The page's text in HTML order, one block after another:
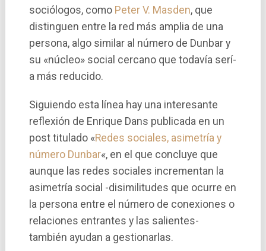
sociólogos, como Peter V. Masden, que
distinguen entre la red más amplia de una
persona, algo similar al número de Dunbar y
su «núcleo» social cercano que todaví­a serí­
a más reducido.
Siguiendo esta lí­nea hay una interesante
reflexión de Enrique Dans publicada en un
post titulado «Redes sociales, asimetrí­a y
número Dunbar«, en el que concluye que
aunque las redes sociales incrementan la
asimetrí­a social -disimilitudes que ocurre en
la persona entre el número de conexiones o
relaciones entrantes y las salientes-
también ayudan a gestionarlas.